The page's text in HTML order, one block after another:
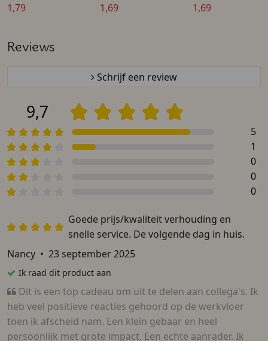
gevuld met voetballen -
1,79
- Bedankje voor
1,69
huwelijken -
1,69
Reviews
Schrijf een review
9,7
5
1
0
0
0
Goede prijs/kwaliteit verhouding en
snelle service. De volgende dag in huis.
Nancy • 23 september 2025
Ik raad dit product aan
Dit is een top cadeau om uit te delen aan collega's. Ik
heb veel positieve reacties gehoord op de werkvloer
toen ik afscheid nam. Een klein gebaar en heel
persoonlijk met grote impact. Een echte aanrader. Ik